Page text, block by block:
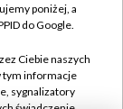
poniżej, a
do Google.
Ciebie naszych
tym informacje
sygnalizatory